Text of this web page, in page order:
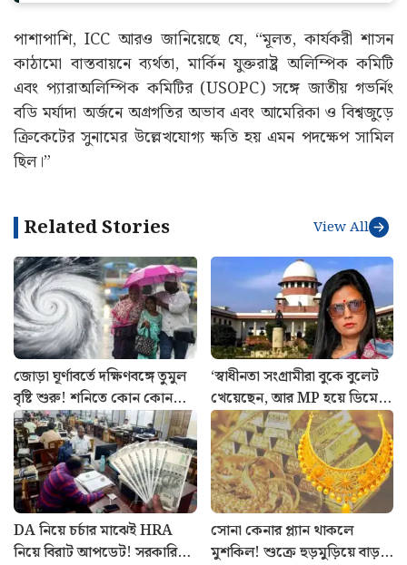
পাশাপাশি, ICC আরও জানিয়েছে যে, “মূলত, কার্যকরী শাসন
কাঠামো বাস্তবায়নে ব্যর্থতা, মার্কিন যুক্তরাষ্ট্র অলিম্পিক কমিটি
এবং প্যারাঅলিম্পিক কমিটির (USOPC) সঙ্গে জাতীয় গভর্নিং
বডি মর্যাদা অর্জনে অগ্রগতির অভাব এবং আমেরিকা ও বিশ্বজুড়ে
ক্রিকেটের সুনামের উল্লেখযোগ্য ক্ষতি হয় এমন পদক্ষেপ সামিল
ছিল।”
Related Stories View All
জোড়া ঘূর্ণাবর্তে দক্ষিণবঙ্গে তুমুল
বৃষ্টি শুরু! শনিতে কোন কোন
জেলায় সতর্কতা? আগাম খবর
‘স্বাধীনতা সংগ্রামীরা বুকে বুলেট
খেয়েছেন, আর MP হয়ে ডিমে
ভয়?’ মহুয়াকে সুপ্রিম-ভর্ৎসনা
DA নিয়ে চর্চার মাঝেই HRA
নিয়ে বিরাট আপডেট! সরকারি
সোনা কেনার প্ল্যান থাকলে
মুশকিল! শুক্রে হুড়মুড়িয়ে বাড়ল